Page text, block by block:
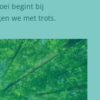
begint bij
we met trots.